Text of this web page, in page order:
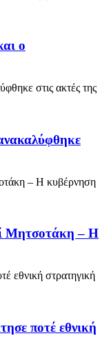
ο
Μητσοτάκη – Η
ποτέ εθνική